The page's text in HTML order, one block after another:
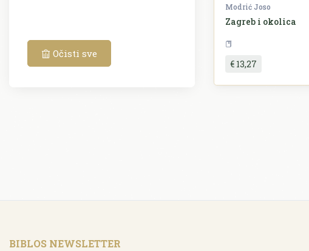
Očisti sve
Modrić Joso
Zagreb i okolica
€ 13,27
BIBLOS NEWSLETTER